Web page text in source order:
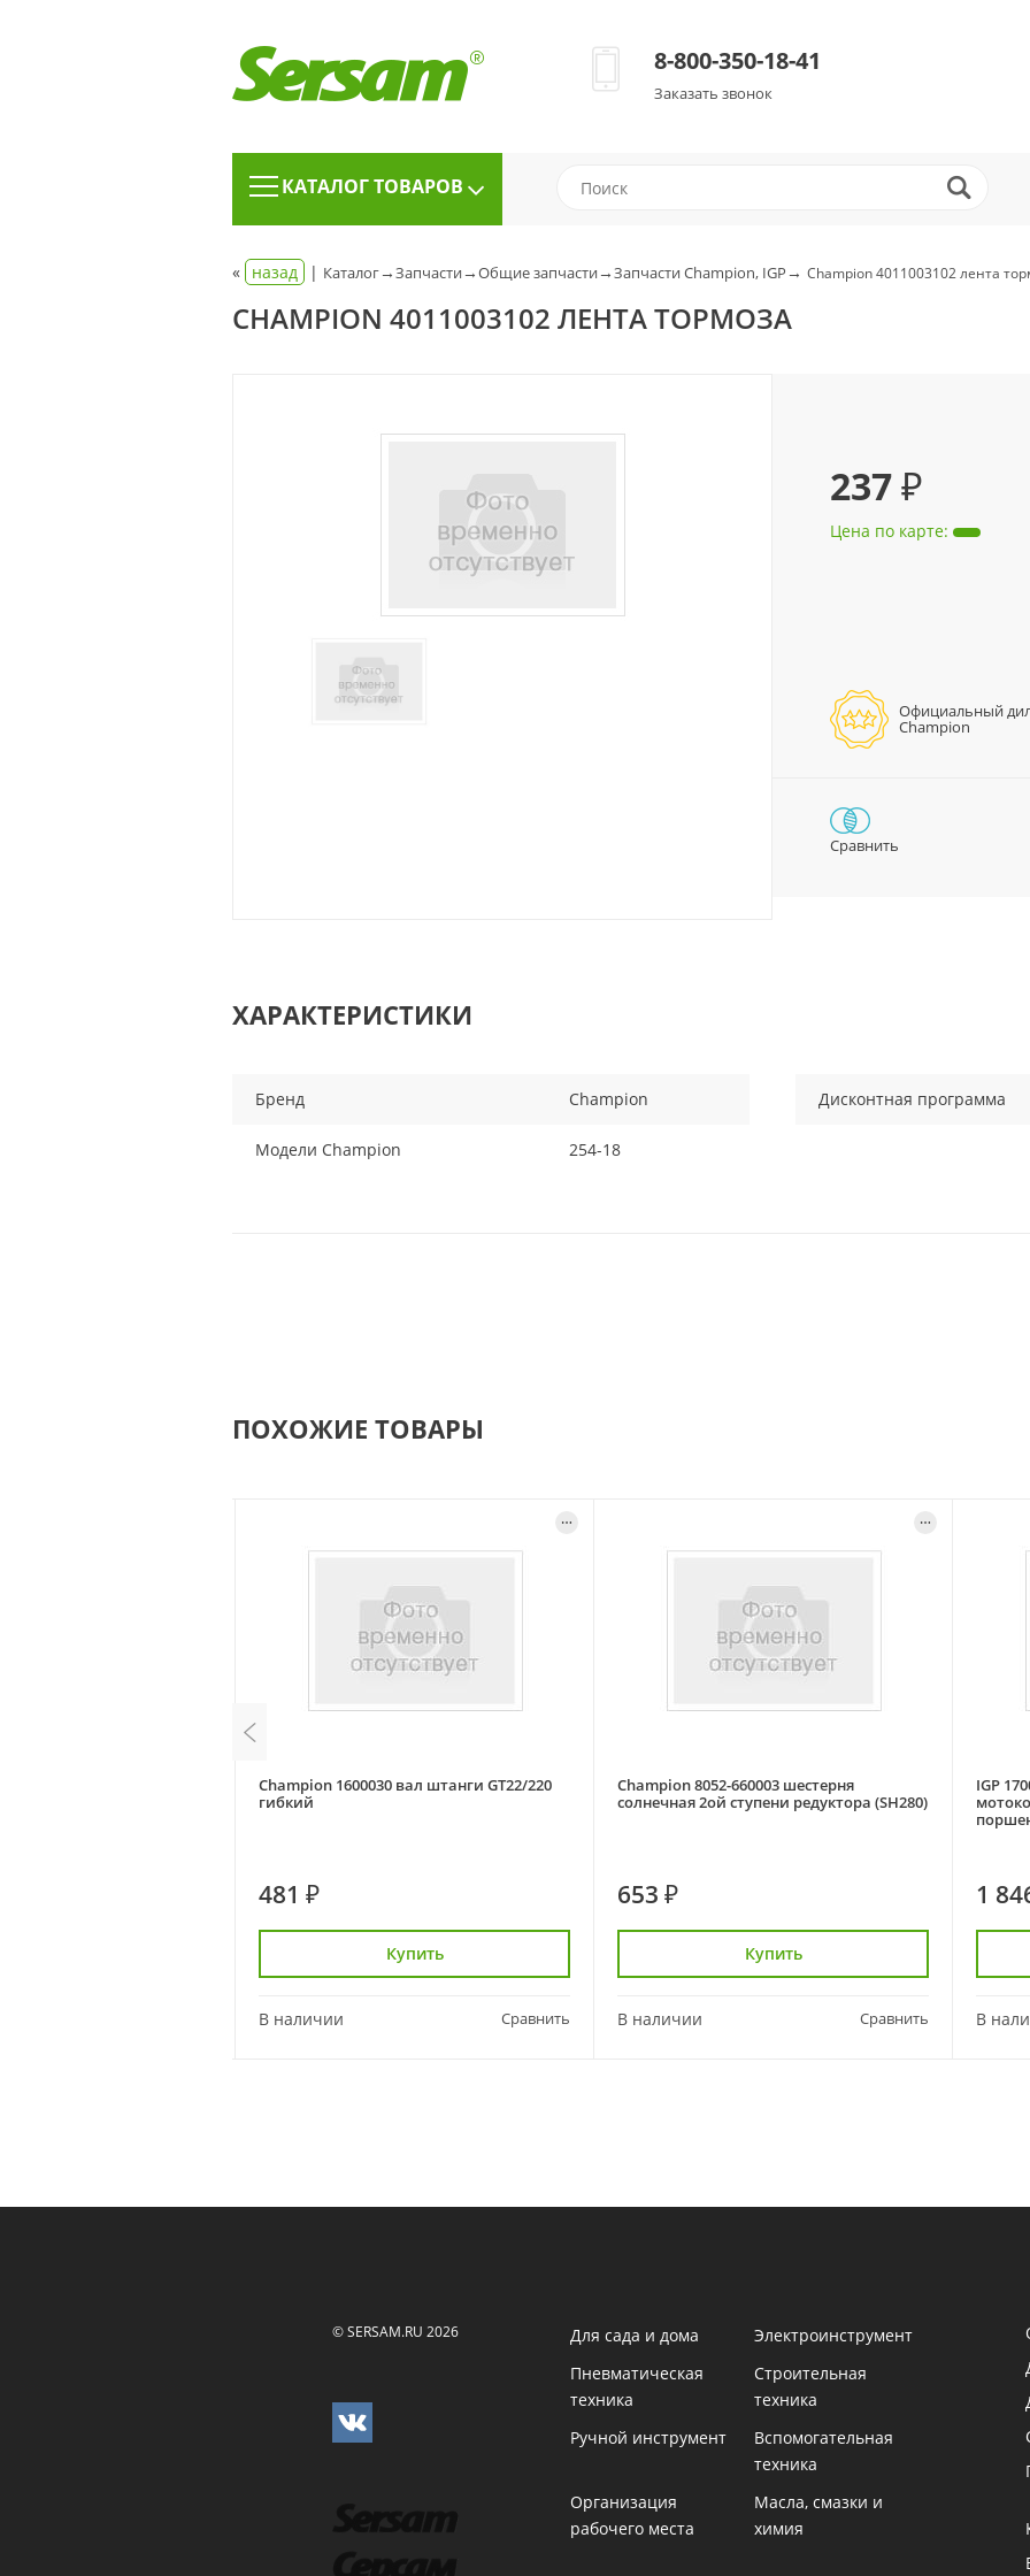
8-800-350-18-41
Заказать звонок
КАТАЛОГ ТОВАРОВ
« назад | Каталог→Запчасти→Общие запчасти→Запчасти Champion, IGP→ Champion 4011003102 лента
CHAMPION 4011003102 ЛЕНТА ТОРМОЗА
237 ₽
Цена по карте:
Официальный
Champion
Сравнить
ХАРАКТЕРИСТИКИ
Бренд Champion
Модели Champion 254-18
Дисконтная программа
ПОХОЖИЕ ТОВАРЫ
Champion 1600030 вал штанги GT22/220
гибкий
481 ₽
Купить
В наличии Сравнить
Champion 8052-660003 шестерня
солнечная 2ой ступени редуктора (SH280)
653 ₽
Купить
В наличии Сравнить
IGP
1
В
© SERSAM.RU 2026 Для сада и дома
Электроинструмент
Пневматическая
техника
Строительная
техника
Ручной инструмент
Вспомогательная
техника
Организация
рабочего места
Масла, смазки и
химия